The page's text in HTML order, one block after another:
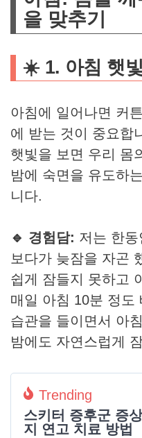
을 맞추기
☀️ 1. 아침 햇
아침에 일어나면 커
에 받는 것이 중요합
햇빛을 보면 우리 몸
밤에 숙면을 유도하
니다.
🔹 경험담: 저는 한
보다가 늦잠을 자곤
쉽게 잠들지 못하고
매일 아침 10분 정도
습관을 들이면서 아
밤에도 자연스럽게
Trending
스키터 증후군 증
지 연고 치료 방법